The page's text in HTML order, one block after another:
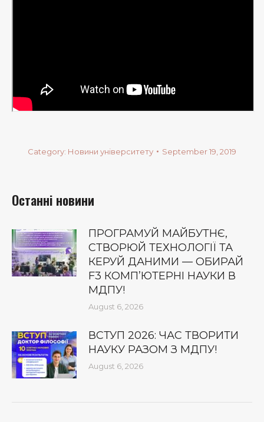
Category: Новини університету September 19, 2019
Останні новини
ПРОГРАМУЙ МАЙБУТНЄ,
СТВОРЮЙ ТЕХНОЛОГІЇ ТА
КЕРУЙ ДАНИМИ — ОБИРАЙ
F3 КОМП’ЮТЕРНІ НАУКИ В
МДПУ!
August 6, 2026
ВСТУП 2026: ЧАС ТВОРИТИ
НАУКУ РАЗОМ З МДПУ!
August 6, 2026